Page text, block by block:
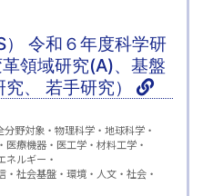
） 令和６年度科学研
領域研究(A)、基盤
、 若手研究）
分野対象 物理科学
地球科学
医療機器・医工学
材料工学
ネルギー
社会基盤 環境
人文・社会